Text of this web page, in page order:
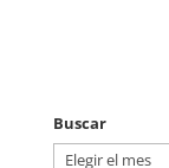
Buscar
Buscar